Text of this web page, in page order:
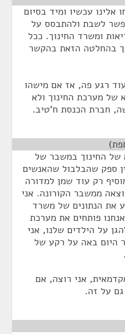
אלינו עכשיו ומיד בסיום
לשבת ולהתבסס על
ומשרד החינוך. ככל
בהחלטה הזאת בהקשר
רגע פה, אז אם מישהו
של מערכת החינוך ולא
חברת הכנסת ח'טיב.
של החינוך במשבר של
ספק שהבלבול שהאנשים
רק עוד שמן למדורה
ממשבר הקורונה. אני
את הנתונים של משרד
פותחים את מערכת
על הילדים שלנו, אני
היום באה על רקע של
אני רוצה, אם
על זה.